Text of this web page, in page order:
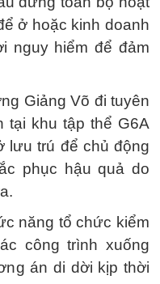
ở hoặc kinh doanh
nguy hiểm để đảm
Giảng Võ đi tuyên
tại khu tập thể G6A
lưu trú để chủ động
phục hậu quả do
năng tổ chức kiểm
công trình xuống
án di dời kịp thời